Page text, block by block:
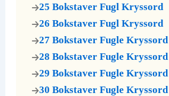
25 Bokstaver Fugl Kryssord
26 Bokstaver Fugl Kryssord
27 Bokstaver Fugle Kryssord
28 Bokstaver Fugle Kryssord
29 Bokstaver Fugle Kryssord
30 Bokstaver Fugle Kryssord